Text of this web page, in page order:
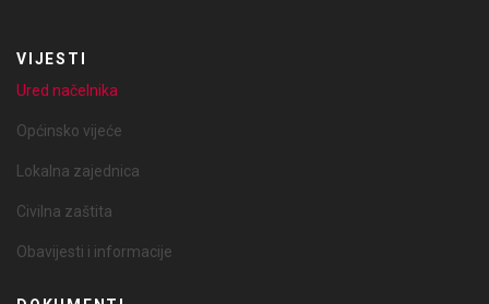
VIJESTI
Ured načelnika
Općinsko vijeće
Lokalna zajednica
Civilna zaštita
Obavijesti i informacije